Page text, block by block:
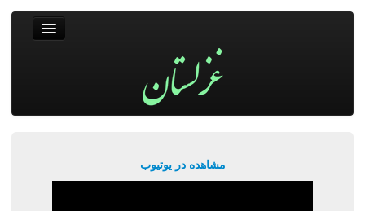
مشاهده در یوتیوب